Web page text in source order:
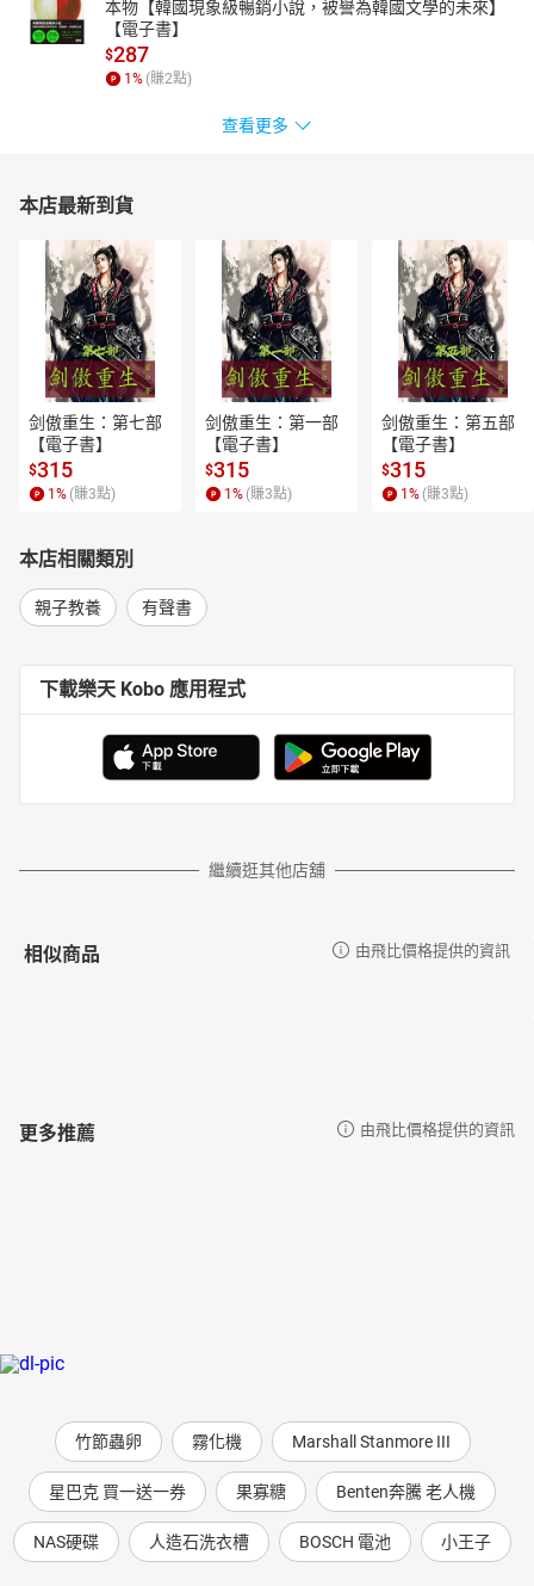
本物【韓國現象級暢銷小說，被譽為韓國文學的未來】
【電子書】
$287
1 % (賺2點)
查看更多
本店最新到貨
剑傲重生：第七部
【電子書】
$315
1 % (賺3點)
剑傲重生：第一部
【電子書】
$315
1 % (賺3點)
剑傲重生：第五部
【電子書】
$315
1 % (賺3點)
本店相關類別
親子教養 有聲書
下載樂天 Kobo 應用程式
繼續逛其他店舖
相似商品 由飛比價格提供的資訊
更多推薦 由飛比價格提供的資訊
竹節蟲卵 霧化機 Marshall Stanmore III
星巴克 買一送一券 果寡糖 Benten奔騰 老人機
NAS硬碟 人造石洗衣槽 BOSCH 電池 小王子